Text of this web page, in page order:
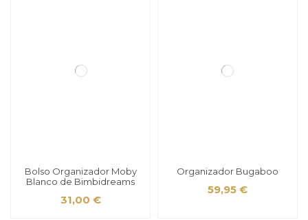
Bolso Organizador Moby
Blanco de Bimbidreams
31,00 €
Organizador Bugaboo
59,95 €